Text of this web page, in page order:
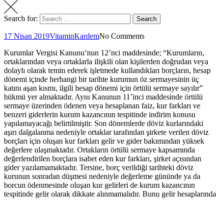
Search for: Search
17 Nisan 2019VitaminKardemNo Comments
Kurumlar Vergisi Kanunu’nun 12’nci maddesinde; “Kurumların,
ortaklarından veya ortaklarla ilişkili olan kişilerden doğrudan veya
dolaylı olarak temin ederek işletmede kullandıkları borçların, hesap
dönemi içinde herhangi bir tarihte kurumun öz sermayesinin üç
katını aşan kısmı, ilgili hesap dönemi için örtülü sermaye sayılır”
hükmü yer almaktadır. Aynı Kanunun 11’inci maddesinde örtülü
sermaye üzerinden ödenen veya hesaplanan faiz, kur farkları ve
benzeri giderlerin kurum kazancının tespitinde indirim konusu
yapılamayacağı belirtilmiştir. Son dönemlerde döviz kurlarındaki
aşırı dalgalanma nedeniyle ortaklar tarafından şirkete verilen döviz
borçları için oluşan kur farkları gelir ve gider bakımından yüksek
değerlere ulaşmaktadır. Ortakların örtülü sermaye kapsamında
değerlendirilen borçlara isabet eden kur farkları, şirket açısından
gider yazılamamaktadır. Tersine, borç verildiği tarihteki döviz
kurunun sonradan düşmesi nedeniyle değerleme gününde ya da
borcun ödenmesinde oluşan kur gelirleri de kurum kazancının
tespitinde gelir olarak dikkate alınmamalıdır. Bunu gelir hesaplarında